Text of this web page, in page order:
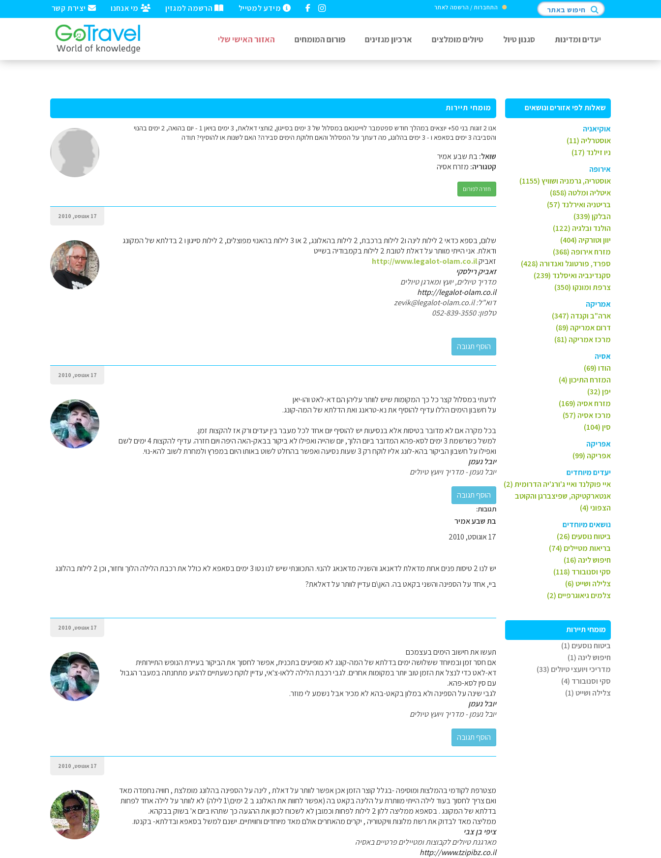
יצירת קשר מי אנחנו הרשמה למגזין מידע למטייל התחברות / הרשמה לאתר חיפוש באתר
יעדים ומדינות סגנון טיול טיולים מומלצים ארכיון מגזינים פורום המומחים האזור האישי שלי
שאלות לפי אזורים ונושאים
אוקיאניה
אוסטרליה (11)
ניו זילנד (17)
אירופה
אוסטריה, גרמניה ושוויץ (1155)
איטליה ומלטה (858)
בריטניה ואירלנד (57)
הבלקן (339)
הולנד ובלגיה (122)
יוון וטורקיה (404)
מזרח אירופה (368)
ספרד, פורטוגל ואנדורה (428)
סקנדינביה ואיסלנד (239)
צרפת ומונקו (350)
אמריקה
ארה"ב וקנדה (347)
דרום אמריקה (89)
מרכז אמריקה (81)
אסיה
הודו (69)
המזרח התיכון (4)
יפן (32)
מזרח אסיה (169)
מרכז אסיה (57)
סין (104)
אפריקה
אפריקה (99)
יעדים מיוחדים
איי פוקלנד ואיי ג'ורג'יה הדרומית (2)
אנטארקטיקה, שפיצברגן והקוטב
הצפוני (4)
נושאים מיוחדים
ביטוח נוסעים (26)
בריאות מטיילים (74)
חיפוש לינה (16)
סקי וסנובורד (118)
צלילה ושייט (6)
צלמים גיאוגרפיים (2)
מומחי תיירות
ביטוח נוסעים (1)
חיפוש לינה (1)
מדריכי ויועצי טיולים (33)
סקי וסנובורד (4)
צלילה ושייט (1)
מומחי תיירות
אנו 2 זוגות בני 50+ יוצאים במהלך חודש ספטמבר לוייטנאם במסלול של 3 ימים בסייגון, 2וחצי דאלאת, 3 ימים בויאן 1 - יום בהואה, 2 ימים בהנוי
והסביבה 3 ימים בסאפא ו - 3 ימים בהלונג, מה דעתך על המסלול והאם חלוקת הימים סבירה? האם לשנות או להוסיף? תודה
שואל:בת שבע אמיר
קטגוריה: מזרח אסיה
חזרה לפורום
17 אוגוסט, 2010
שלום, בספא כדאי 2 לילות לינה ו2 לילות ברכבת, 2 לילות בהאלונג, 2 או 3 לילות בהאנוי מפוצלים, 2 לילות סייגון ו 2 בדלתא של המקונג
ודאלת. אני הייתי מוותר על דאלת לטובת 2 לילות בקמבודיה בשייט
זאביקhttp://www.legalot-olam.co.il
זאביק רילסקי
מדריך טיולים, יועץ ומארגן טיולים
http://legalot-olam.co.il
דוא"ל: zevik@legalot-olam.co.il
טלפון: 052-839-3550
17 אוגוסט, 2010
לדעתי במסלול קצר כל כך המקומות שיש לוותר עליהן הם דא-לאט והו-יאן
על חשבון הימים הללו עדיף להוסיף את נא-טראנג ואת הדלתא של המה-קונג.
בכל מקרה אם לא מדובר בטיסות אלא בנסיעות יש להוסיף יום אחד לכל מעבר בין יעדים ורק אז להקצות זמן.
למשל כשרשמת 3 ימים לסא-פהא המדובר ביום הלוך, יום שהייה ואפילו לא ביקור בבאק-האה היפה ויום חזרה. עדיף להקצות 4 ימים לשם
ואפילו על חשבון הביקור בהא-לונג אליו לוקח רק 3 שעות נסיעה ואפשר בהחלט לשוט באותו היום במפרץ ולמחרת לשוב להא-נוי.
יובל נעמן
יובל נעמן - מדריך ויועץ טיולים
תגובות:
בת שבע אמיר
17 אוגוסט, 2010
יש לנו 2 טיסות פנים אחת מדאלת לדאנאג והשניה מדאנאג להנוי. התכוונתי שיש לנו נטו 3 ימים בסאפא לא כולל את רכבת הלילה הלוך וחזור, וכן 2 לילות בהלונג
ביי, אחד על הספינה והשני בקאט בה. האן\ם עדיין לוותר על דאלאת?
17 אוגוסט, 2010
תעשו את חישוב הימים בעצמכם
אם חסר זמן ובמיוחד ששלושה ימים בדלתא של המה-קונג לא מופיעים בתכנית, אפשר לחסוך את הביקור בעיירת הנופש התיירותית
דא-לאט כדי לנצל את הזמן טוב יותר במקומות אחרים. לגבי רכבת הלילה ללאו-צ'אי, עדיין לוקח כשעתיים להגיע מתחנתה במעבר הגבול
עם סין לסא-פהא.
לגבי שינה על הספינה ולא במלון בקאט-בהא לא מכיר אבל נשמע לי מוזר.
יובל נעמן
יובל נעמן - מדריך ויועץ טיולים
17 אוגוסט, 2010
מצטרפת לקודמי בהמלצות ומוסיפה -בגלל קוצר הזמן אכן אפשר לוותר על דאלת , לינה על הספינה בהלונג מומלצת , חוויה נחמדה מאד
ואם צריך לחסוך בעוד לילה הייתי מוותרת על הלינה בקאט בה (אפשר לחוות את האלונג ב 2 ימים\1 לילה) לא לוותר על לילה אחד לפחות
בדלתא של המקונג . בסאפא ממליצה ללון 2 לילות לפחות וכמובן לא לשכוח לכוון את ההגעה כך שתהיו ביום א' בשוק בבקהא.
ממליצה מאד לבדוק את רשת מלונות וויקטוריה , יקרים מהאחרים אולם מאד מיוחדים וחוויתיים. ישנם למשל בסאפא ובדלתא- בקנטו.
ציפי בן צבי
מארגנת טיולים לקבוצות ומטיילים פרטיים באסיה
http://www.tzipibz.co.il